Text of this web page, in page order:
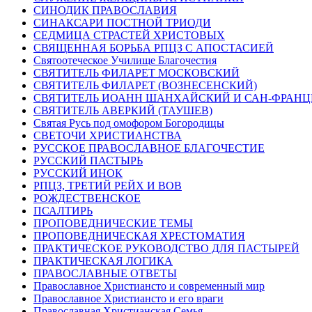
СИНОДИК ПРАВОСЛАВИЯ
СИНАКСАРИ ПОСТНОЙ ТРИОДИ
СЕДМИЦА СТРАСТЕЙ ХРИСТОВЫХ
СВЯЩЕННАЯ БОРЬБА РПЦЗ С АПОСТАСИЕЙ
Святоотеческое Училище Благочестия
СВЯТИТЕЛЬ ФИЛАРЕТ МОСКОВСКИЙ
СВЯТИТЕЛЬ ФИЛАРЕТ (ВОЗНЕСЕНСКИЙ)
СВЯТИТЕЛЬ ИОАНН ШАНХАЙСКИЙ И САН-
СВЯТИТЕЛЬ АВЕРКИЙ (ТАУШЕВ)
Святая Русь под омофором Богородицы
СВЕТОЧИ ХРИСТИАНСТВА
РУССКОЕ ПРАВОСЛАВНОЕ БЛАГОЧЕСТИЕ
РУССКИЙ ПАСТЫРЬ
РУССКИЙ ИНОК
РПЦЗ, ТРЕТИЙ РЕЙХ И ВОВ
РОЖДЕСТВЕНСКОЕ
ПСАЛТИРЬ
ПРОПОВЕДНИЧЕСКИЕ ТЕМЫ
ПРОПОВЕДНИЧЕСКАЯ ХРЕСТОМАТИЯ
ПРАКТИЧЕСКОЕ РУКОВОДСТВО ДЛЯ ПАСТЫРЕЙ
ПРАКТИЧЕСКАЯ ЛОГИКА
ПРАВОСЛАВНЫЕ ОТВЕТЫ
Православное Христиансто и современный мир
Православное Христиансто и его враги